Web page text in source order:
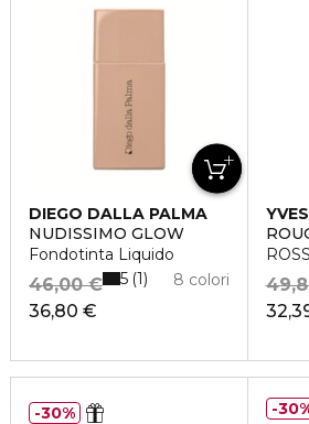
DIEGO DALLA PALMA
NUDISSIMO GLOW
Fondotinta Liquido
36,80 €
46,00 € 8 colori
5 1
30%